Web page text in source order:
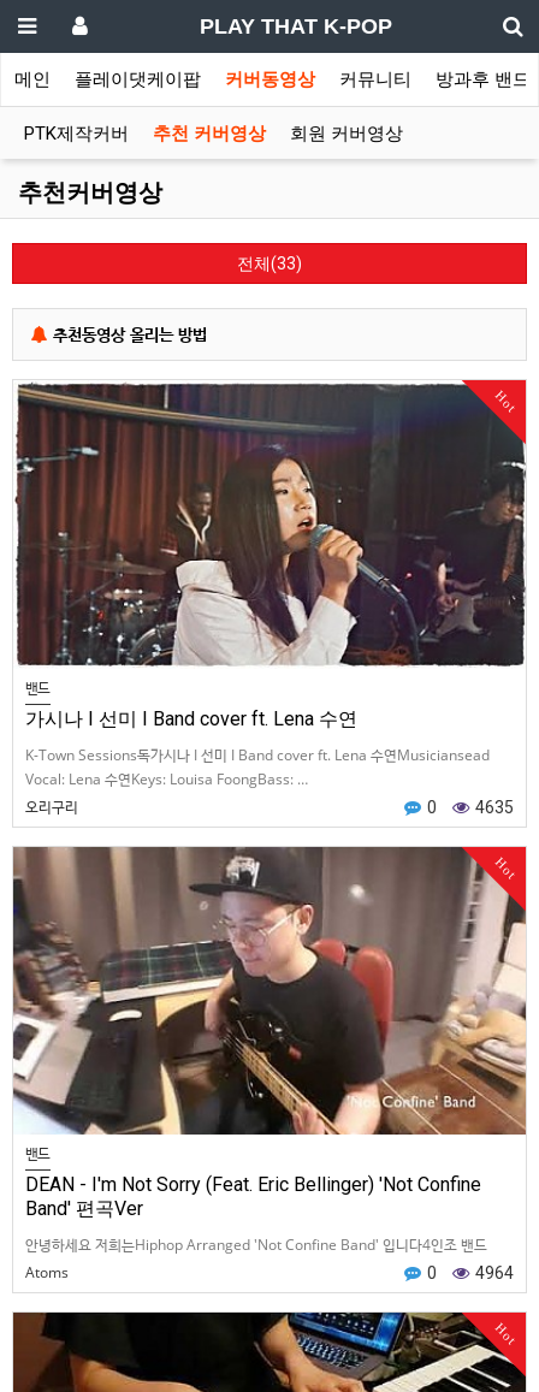
PLAY THAT K-POP
메인 플레이댓케이팝 커버동영상 커뮤니티 방과후 밴드
PTK제작커버 추천 커버영상 회원 커버영상
추천커버영상
전체(33)
추천동영상 올리는 방법
Hot
밴드
가시나 I 선미 I Band cover ft. Lena 수연
K-Town Sessions독가시나 I 선미 I Band cover ft. Lena 수연Musiciansead
Vocal: Lena 수연Keys: Louisa FoongBass: …
오리구리
0 4635
Hot
밴드
DEAN - I'm Not Sorry (Feat. Eric Bellinger) 'Not Confine
Band' 편곡Ver
안녕하세요 저희는Hiphop Arranged 'Not Confine Band' 입니다4인조 밴드
Guitar - 한철종 Drum - 이기상 Key - 김영주 Bass - 한종구You…
Atoms 0 4964
Hot